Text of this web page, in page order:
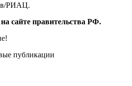
РИАЦ.
сайте правительства РФ.
публикации